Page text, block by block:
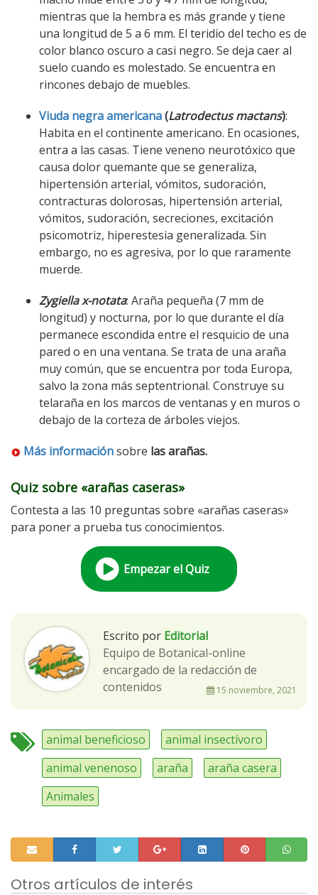
mientras que la hembra es más grande y tiene
una longitud de 5 a 6 mm. El teridio del techo es de
color blanco oscuro a casi negro. Se deja caer al
suelo cuando es molestado. Se encuentra en
rincones debajo de muebles.
Viuda negra americana(Latrodectus mactans):
Habita en el continente americano. En ocasiones,
entra a las casas. Tiene veneno neurotóxico que
causa dolor quemante que se generaliza,
hipertensión arterial, vómitos, sudoración,
contracturas dolorosas, hipertensión arterial,
vómitos, sudoración, secreciones, excitación
psicomotriz, hiperestesia generalizada. Sin
embargo, no es agresiva, por lo que raramente
muerde.
Zygiella x-notata: Araña pequeña (7 mm de
longitud) y nocturna, por lo que durante el día
permanece escondida entre el resquicio de una
pared o en una ventana. Se trata de una araña
muy común, que se encuentra por toda Europa,
salvo la zona más septentrional. Construye su
telaraña en los marcos de ventanas y en muros o
debajo de la corteza de árboles viejos.
Más informaciónsobre las arañas.
Quiz sobre «arañas caseras»
Contesta a las 10 preguntas sobre «arañas caseras»
para poner a prueba tus conocimientos.
Empezar el Quiz
Escrito por Editorial
Equipo de Botanical-online
encargado de la redacción de
contenidos
15 noviembre, 2021
animal beneficioso
animal insectívoro
animal venenoso
araña
araña casera
Animales
Otros artículos de interés